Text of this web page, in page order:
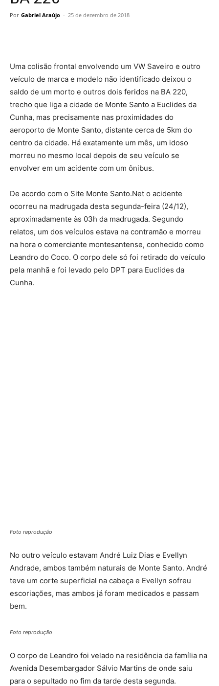
Por Gabriel Araújo - 25 de dezembro de 2018
Uma colisão frontal envolvendo um VW Saveiro e outro
veículo de marca e modelo não identificado deixou o
saldo de um morto e outros dois feridos na BA 220,
trecho que liga a cidade de Monte Santo a Euclides da
Cunha, mas precisamente nas proximidades do
aeroporto de Monte Santo, distante cerca de 5km do
centro da cidade. Há exatamente um mês, um idoso
morreu no mesmo local depois de seu veículo se
envolver em um acidente com um ônibus.
De acordo com o Site Monte Santo.Net o acidente
ocorreu na madrugada desta segunda-feira (24/12),
aproximadamente às 03h da madrugada. Segundo
relatos, um dos veículos estava na contramão e morreu
na hora o comerciante montesantense, conhecido como
Leandro do Coco. O corpo dele só foi retirado do veículo
pela manhã e foi levado pelo DPT para Euclides da
Cunha.
Foto reprodução
No outro veículo estavam André Luiz Dias e Evellyn
Andrade, ambos também naturais de Monte Santo. André
teve um corte superficial na cabeça e Evellyn sofreu
escoriações, mas ambos já foram medicados e passam
bem.
Foto reprodução
O corpo de Leandro foi velado na residência da família na
Avenida Desembargador Sálvio Martins de onde saiu
para o sepultado no fim da tarde desta segunda.